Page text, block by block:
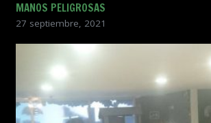
MANOS PELIGROSAS
27 septiembre, 2021